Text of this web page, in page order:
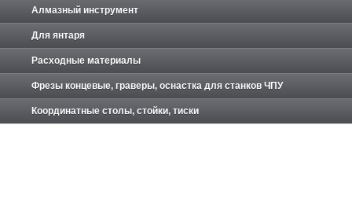
Алмазный инструмент
Для янтаря
Расходные материалы
Фрезы концевые, граверы, оснастка для станков ЧПУ
Координатные столы, стойки, тиски